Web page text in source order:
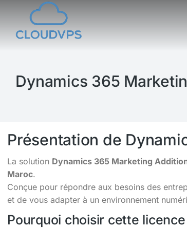
Vous êtes ici :
Dynamics 365
Présentation de
La solution Dynamics 365 Marketing
Maroc.
Conçue pour répondre aux besoins des
et de vous adapter à un environnement
Pourquoi choisir cette